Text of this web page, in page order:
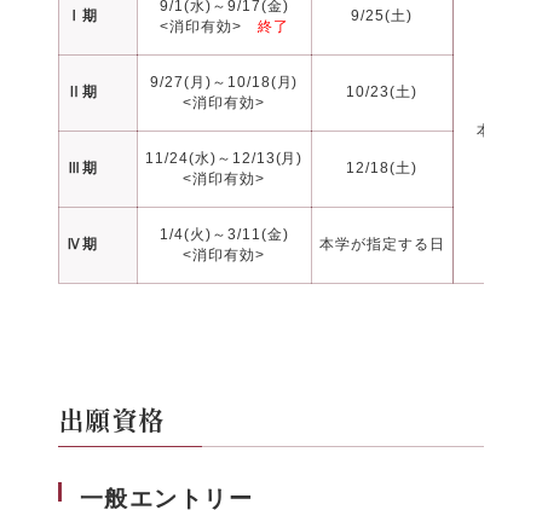
Ⅰ期
9/1(水)～9/17(金)
<消印有効> 終了
9/25(土)
本学
Ⅱ期
9/27(月)～10/18(月)
<消印有効>
10/23(土)
Ⅲ期
11/24(水)～12/13(月)
<消印有効>
12/18(土)
Ⅳ期
1/4(火)～3/11(金)
<消印有効>
本学が指定する日
出願資格
一般エントリー